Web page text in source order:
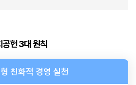
헌 3대 원칙
친화적 경영 실천